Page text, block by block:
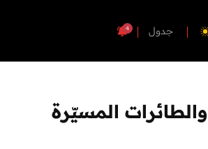
جدول 4
والطائرات المسيّرة